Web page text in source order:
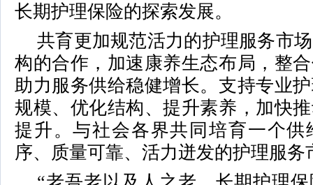
长期护理保险的探索发展。
共育更加规范活力的护理服务市
构的合作，加速康养生态布局，整
助力服务供给稳健增长。支持专业
规模、优化结构、提升素养，加快
提升。与社会各界共同培育一个供
序、质量可靠、活力迸发的护理服务